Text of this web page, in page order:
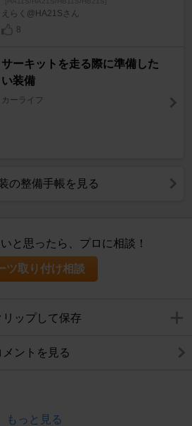
えらく@HA21Sさん
8
サーキットを走る際に準備した
い装備
カーライフ
の整備手帳を見る
と思ったら、プロに相談！
ツ取り付け相談
ップして保存
ントを見る
もっと見る